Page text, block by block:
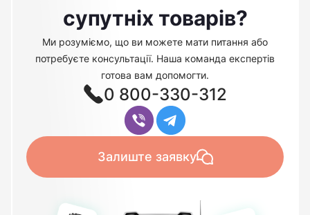
супутніх товарів?
Ми розуміємо, що ви можете мати питання або
потребуєте консультації. Наша команда експертів
готова вам допомогти.
0 800-330-312
Залиште заявку